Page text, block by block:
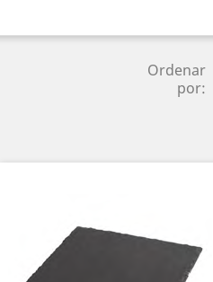
Ordenar
por: